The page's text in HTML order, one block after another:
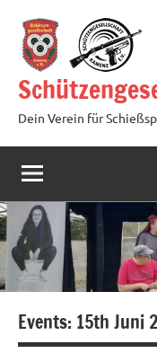
Inhalt
springen
Dein Verein für
Events: 15th Juni